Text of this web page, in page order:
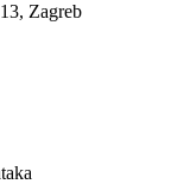
Zagreb